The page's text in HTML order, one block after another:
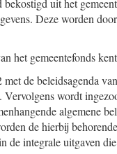
uit het
Deze worden
het gemeentefonds
de beleidsagenda
wordt
algemene
de hierbij
integrale uitgaven